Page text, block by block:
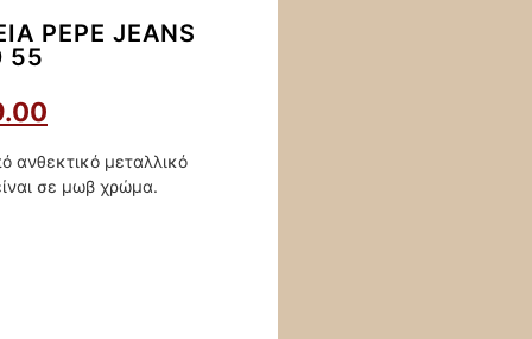
PEPE JEANS
55
ανθεκτικό μεταλλικό
σε μωβ χρώμα.